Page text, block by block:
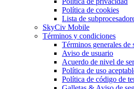
Política de cookies
Lista de
SkyCiv Mobile
Términos y condiciones
Términos generales de
Aviso de usuario
Acuerdo de nivel de
Política de uso
Política de código de